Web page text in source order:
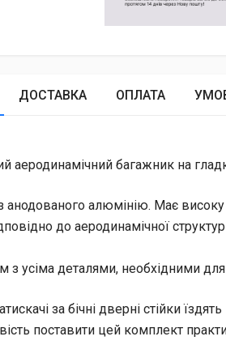
ДОСТАВКА ОПЛАТА
аеродинамічний багажник на
анодованого алюмінію. Має високу
до аеродинамічної
з усіма деталями, необхідними
за бічні дверні стійки
поставити цей комплект